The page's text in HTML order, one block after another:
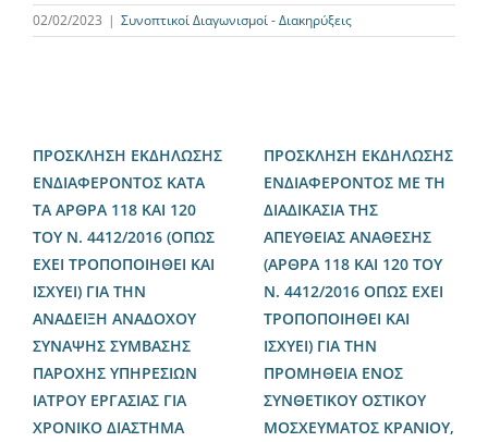
02/02/2023 | Συνοπτικοί Διαγωνισμοί - Διακηρύξεις
ΠΡΟΣΚΛΗΣΗ ΕΚΔΗΛΩΣΗΣ
ΕΝΔΙΑΦΕΡΟΝΤΟΣ ΚΑΤΑ
ΤΑ ΑΡΘΡΑ 118 ΚΑΙ 120
ΤΟΥ Ν. 4412/2016 (ΟΠΩΣ
ΕΧΕΙ ΤΡΟΠΟΠΟΙΗΘΕΙ ΚΑΙ
ΙΣΧΥΕΙ) ΓΙΑ ΤΗΝ
ΑΝΑΔΕΙΞΗ ΑΝΑΔΟΧΟΥ
ΣΥΝΑΨΗΣ ΣΥΜΒΑΣΗΣ
ΠΑΡΟΧΗΣ ΥΠΗΡΕΣΙΩΝ
ΙΑΤΡΟΥ ΕΡΓΑΣΙΑΣ ΓΙΑ
ΧΡΟΝΙΚΟ ΔΙΑΣΤΗΜΑ
ΠΡΟΣΚΛΗΣΗ ΕΚΔΗΛΩΣΗΣ
ΕΝΔΙΑΦΕΡΟΝΤΟΣ ΜΕ ΤΗ
ΔΙΑΔΙΚΑΣΙΑ ΤΗΣ
ΑΠΕΥΘΕΙΑΣ ΑΝΑΘΕΣΗΣ
(ΑΡΘΡΑ 118 ΚΑΙ 120 ΤΟΥ
Ν. 4412/2016 ΟΠΩΣ ΕΧΕΙ
ΤΡΟΠΟΠΟΙΗΘΕΙ ΚΑΙ
ΙΣΧΥΕΙ) ΓΙΑ ΤΗΝ
ΠΡΟΜΗΘΕΙΑ ΕΝΟΣ
ΣΥΝΘΕΤΙΚΟΥ ΟΣΤΙΚΟΥ
ΜΟΣΧΕΥΜΑΤΟΣ ΚΡΑΝΙΟΥ,